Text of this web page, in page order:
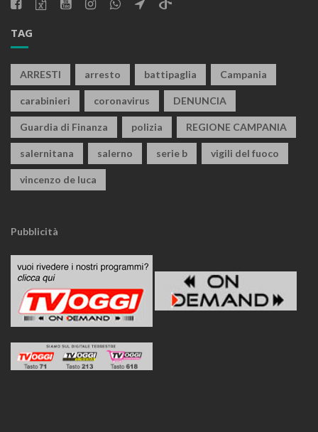
TAG
ARRESTI arresto battipaglia Campania
carabinieri coronavirus DENUNCIA
Guardia di Finanza polizia REGIONE CAMPANIA
salernitana salerno serie b vigili del fuoco
vincenzo de luca
Pubblicità